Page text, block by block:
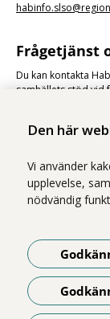
Den här
Vi använder
upplevelse,
nödvändig
Frågetjänst
Du kan kontakta
samhällets stöd vid
Vi ingår i
sjukvård i Region
Samtliga
Eldsten om inget